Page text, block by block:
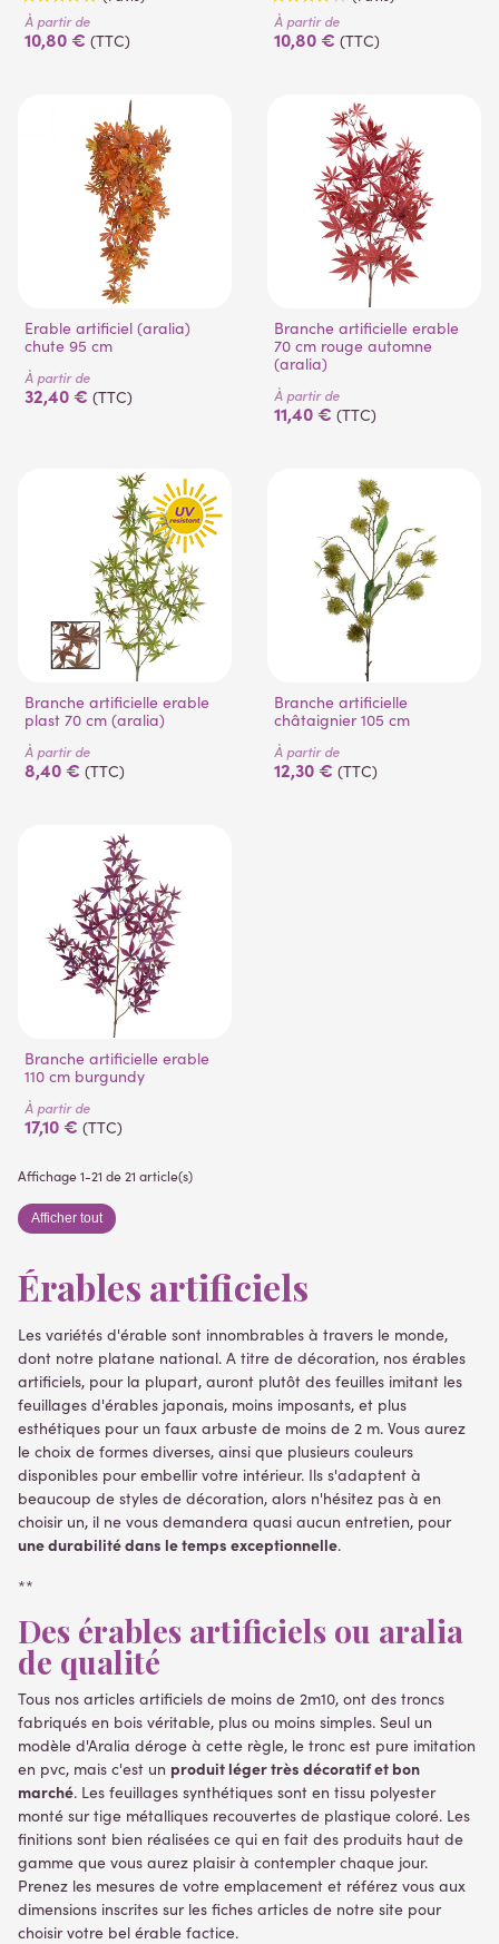
(1 avis)
À partir de
10,80 € (TTC)
(1 avis)
À partir de
10,80 € (TTC)
Erable artificiel (aralia)
chute 95 cm
À partir de
32,40 € (TTC)
Branche artificielle erable
70 cm rouge automne
(aralia)
À partir de
11,40 € (TTC)
Branche artificielle erable
plast 70 cm (aralia)
À partir de
8,40 € (TTC)
Branche artificielle
châtaignier 105 cm
À partir de
12,30 € (TTC)
Branche artificielle erable
110 cm burgundy
À partir de
17,10 € (TTC)
Affichage 1-21 de 21 article(s)
Afficher tout
Érables artificiels
Les variétés d'érable sont innombrables à travers le monde,
dont notre platane national. A titre de décoration, nos érables
artificiels, pour la plupart, auront plutôt des feuilles imitant les
feuillages d'érables japonais, moins imposants, et plus
esthétiques pour un faux arbuste de moins de 2 m. Vous aurez
le choix de formes diverses, ainsi que plusieurs couleurs
disponibles pour embellir votre intérieur. Ils s'adaptent à
beaucoup de styles de décoration, alors n'hésitez pas à en
choisir un, il ne vous demandera quasi aucun entretien, pour
une durabilité dans le temps exceptionnelle.
**
Des érables artificiels ou aralia
de qualité
Tous nos articles artificiels de moins de 2m10, ont des troncs
fabriqués en bois véritable, plus ou moins simples. Seul un
modèle d'Aralia déroge à cette règle, le tronc est pure imitation
en pvc, mais c'est un produit léger très décoratif et bon
marché. Les feuillages synthétiques sont en tissu polyester
monté sur tige métalliques recouvertes de plastique coloré. Les
finitions sont bien réalisées ce qui en fait des produits haut de
gamme que vous aurez plaisir à contempler chaque jour.
Prenez les mesures de votre emplacement et référez vous aux
dimensions inscrites sur les fiches articles de notre site pour
choisir votre bel érable factice.